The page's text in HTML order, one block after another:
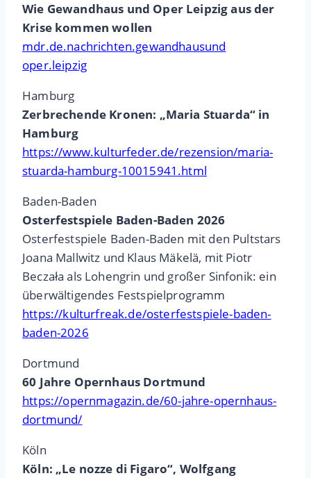
Wie Gewandhaus und Oper Leipzig aus der
Krise kommen wollen
mdr.de.nachrichten.gewandhausund
oper.leipzig
Hamburg
Zerbrechende Kronen: „Maria Stuarda“ in
Hamburg
https://www.kulturfeder.de/rezension/maria-
stuarda-hamburg-10015941.html
Baden-Baden
Osterfestspiele Baden-Baden 2026
Osterfestspiele Baden-Baden mit den Pultstars
Joana Mallwitz und Klaus Mäkelä, mit Piotr
Beczała als Lohengrin und großer Sinfonik: ein
überwältigendes Festspielprogramm
https://kulturfreak.de/osterfestspiele-baden-
baden-2026
Dortmund
60 Jahre Opernhaus Dortmund
https://opernmagazin.de/60-jahre-opernhaus-
dortmund/
Köln
Köln: „Le nozze di Figaro“, Wolfgang